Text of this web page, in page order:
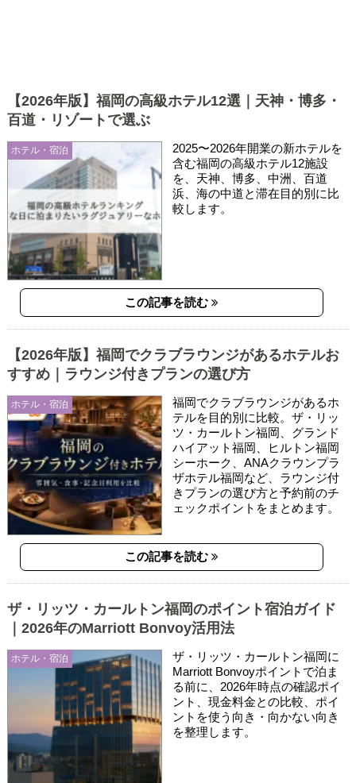
ホテル・宿泊
【2026年版】福岡の高級ホテル12選｜天神・博多・
百道・リゾートで選ぶ
2025〜2026年開業の新ホテルを
含む福岡の高級ホテル12施設
を、天神、博多、中洲、百道
浜、海の中道と滞在目的別に比
較します。
この記事を読む
ホテル・宿泊
【2026年版】福岡でクラブラウンジがあるホテルお
すすめ｜ラウンジ付きプランの選び方
福岡でクラブラウンジがあるホ
テルを目的別に比較。ザ・リッ
ツ・カールトン福岡、グランド
ハイアット福岡、ヒルトン福岡
シーホーク、ANAクラウンプラ
ザホテル福岡など、ラウンジ付
きプランの選び方と予約前のチ
ェックポイントをまとめます。
この記事を読む
ホテル・宿泊
ザ・リッツ・カールトン福岡のポイント宿泊ガイド
｜2026年のMarriott Bonvoy活用法
ザ・リッツ・カールトン福岡に
Marriott Bonvoyポイントで泊ま
る前に、2026年時点の確認ポイ
ント、現金料金との比較、ポイ
ントを使う向き・向かない向き
を整理します。